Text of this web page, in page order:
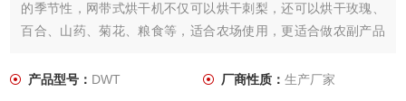
的季节性，网带式烘干机不仅可以烘干刺梨，还可以烘干玫瑰、
百合、山药、菊花、粮食等，适合农场使用，更适合做农副产品
产品型号： DWT 厂商性质： 生产厂家